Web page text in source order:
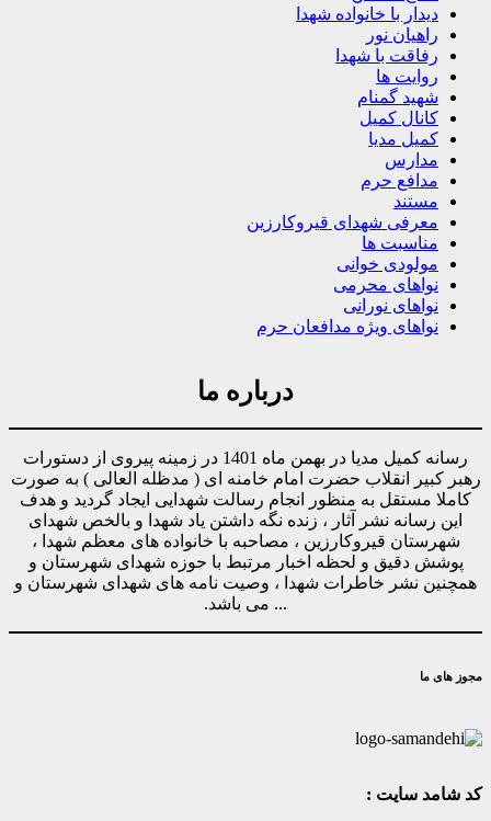
دیدار با خانواده شهدا
راهیان نور
رفاقت با شهدا
روایت ها
شهید گمنام
کانال کمیل
کمیل مدیا
مدارس
مدافع حرم
مستند
معرفی شهدای قیروکارزین
مناسبت ها
مولودی خوانی
نواهای محرمی
نواهای نورانی
نواهای ویژه مدافعان حرم
درباره ما
رسانه کمیل مدیا در بهمن ماه 1401 در زمینه پیروی از دستورات
رهبر کبیر انقلاب حضرت امام خامنه ای ( مدظله العالی ) به صورت
کاملا مستقل به منظور انجام رسالت شهدایی ایجاد گردید و هدف
این رسانه نشر آثار ، زنده نگه داشتن یاد شهدا و بالخص شهدای
شهرستان قیروکارزین ، مصاحبه با خانواده های معظم شهدا ،
پوشش دقیق و لحظه اخبار مرتبط با حوزه شهدای شهرستان و
همچنین نشر خاطرات شهدا ، وصیت نامه های شهدای شهرستان و
... می باشد.
مجوز های ما
کد شامد سایت :